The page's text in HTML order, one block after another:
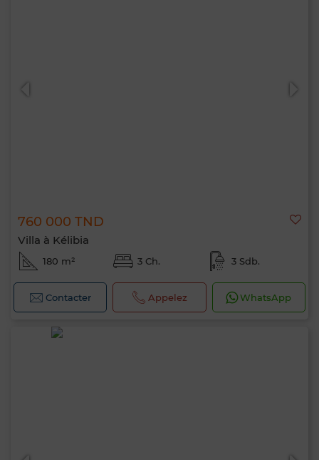
760 000 TND
Villa à Kélibia
180 m² 3 Ch. 3 Sdb.
Contacter Appelez WhatsApp